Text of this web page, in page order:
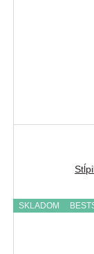
SKLADOM